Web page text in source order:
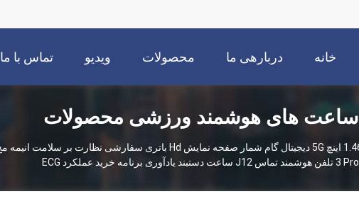
خانه دربارهی ما محصولات ویدیو تماس با ما
ساعت های هوشمند ورزشی محصولات
3 Pro تلفن هوشمند تماس J12 ساعت دستبند یادآوری برنامه خرید عملکرد ECG